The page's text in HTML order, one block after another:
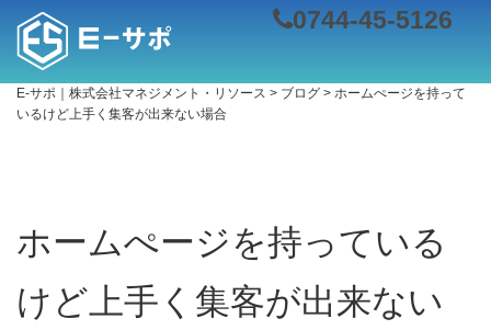
0744-45-5126
E-サポ｜株式会社マネジメント・リソース > ブログ > ホームぺージを持って
いるけど上手く集客が出来ない場合
ホームぺージを持っている
けど上手く集客が出来ない